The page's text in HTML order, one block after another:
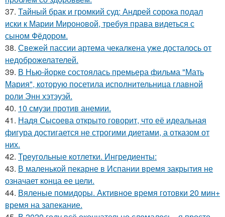
37. Тайный брак и громкий суд: Андрей сорока подал
иски к Марии Мироновой, требуя права видеться с
сыном Фёдором.
38. Свежей пассии артема чекалкена уже досталось от
недоброжелателей.
39. В Нью-йорке состоялась премьера фильма "Мать
Мария", которую посетила исполнительница главной
роли Энн хэтэуэй.
40. 10 смузи против анемии.
41. Надя Сысоева открыто говорит, что её идеальная
фигура достигается не строгими диетами, а отказом от
них.
42. Треугольные котлетки. Ингредиенты:
43. В маленькой пекарне в Испании время закрытия не
означает конца ее цели.
44. Вяленые помидоры. Активное время готовки 20 мин+
время на запекание.